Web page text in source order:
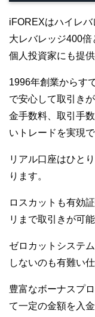
iFOREXはハイレ
大レバレッジ400
個人投資家にも提
1996年創業からす
で安心して取引き
金手数料、取引手
いトレードを実現
リアル口座はひと
ります。
ロスカットも有効
リまで取引きが可能
ゼロカットシステ
しないのも有難い
豊富なボーナスプ
て一定の金額を入